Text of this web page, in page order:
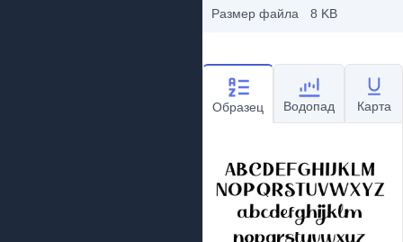
Размер файла 8 KB
Образец Водопад Карта